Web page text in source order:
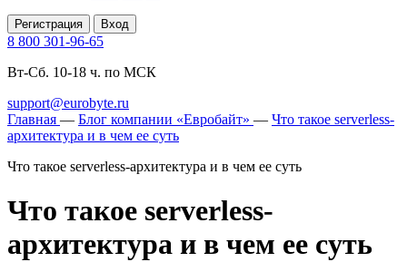
Регистрация Вход
8 800 301-96-65
Вт-Сб. 10-18 ч. по МСК
support@eurobyte.ru
Главная — Блог компании «Евробайт» — Что такое serverless-
архитектура и в чем ее суть
Что такое serverless-архитектура и в чем ее суть
Что такое serverless-
архитектура и в чем ее суть